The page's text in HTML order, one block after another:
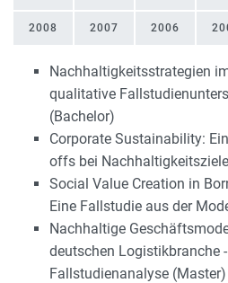
2008 2007 2006
2026
Nachhaltigkeitsstrategien
qualitative
(Bachelor)
Corporate Sustainability:
offs bei
Social Value Creation in
Eine Fallstudie aus der
Nachhaltige
deutschen Logistikbranche
Fallstudienanalyse (Master)